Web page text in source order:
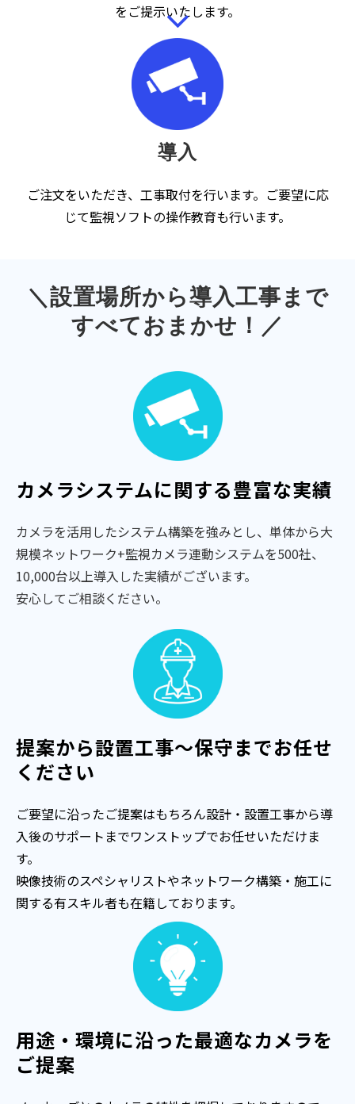
をご提示いたします。
導入
ご注文をいただき、工事取付を行います。ご要望に応
じて監視ソフトの操作教育も行います。
＼設置場所から導入工事まで
すべておまかせ！／
カメラシステムに関する豊富な実績
カメラを活用したシステム構築を強みとし、単体から大
規模ネットワーク+監視カメラ連動システムを500社、
10,000台以上導入した実績がございます。
安心してご相談ください。
提案から設置工事～保守までお任せ
ください
ご要望に沿ったご提案はもちろん設計・設置工事から導
入後のサポートまでワンストップでお任せいただけま
す。
映像技術のスペシャリストやネットワーク構築・施工に
関する有スキル者も在籍しております。
用途・環境に沿った最適なカメラを
ご提案